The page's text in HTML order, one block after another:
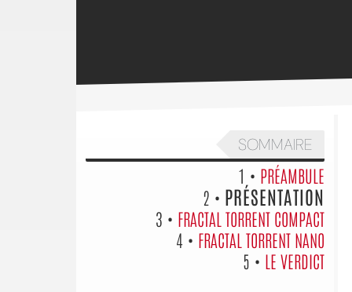
SOMMAIRE
1 • PRÉAMBULE
2 • PRÉSENTATION
3 • FRACTAL TORRENT COMPACT
4 • FRACTAL TORRENT NANO
5 • LE VERDICT